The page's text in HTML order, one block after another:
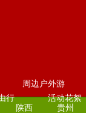
周边户外游
行
活动花絮
陕西
贵州